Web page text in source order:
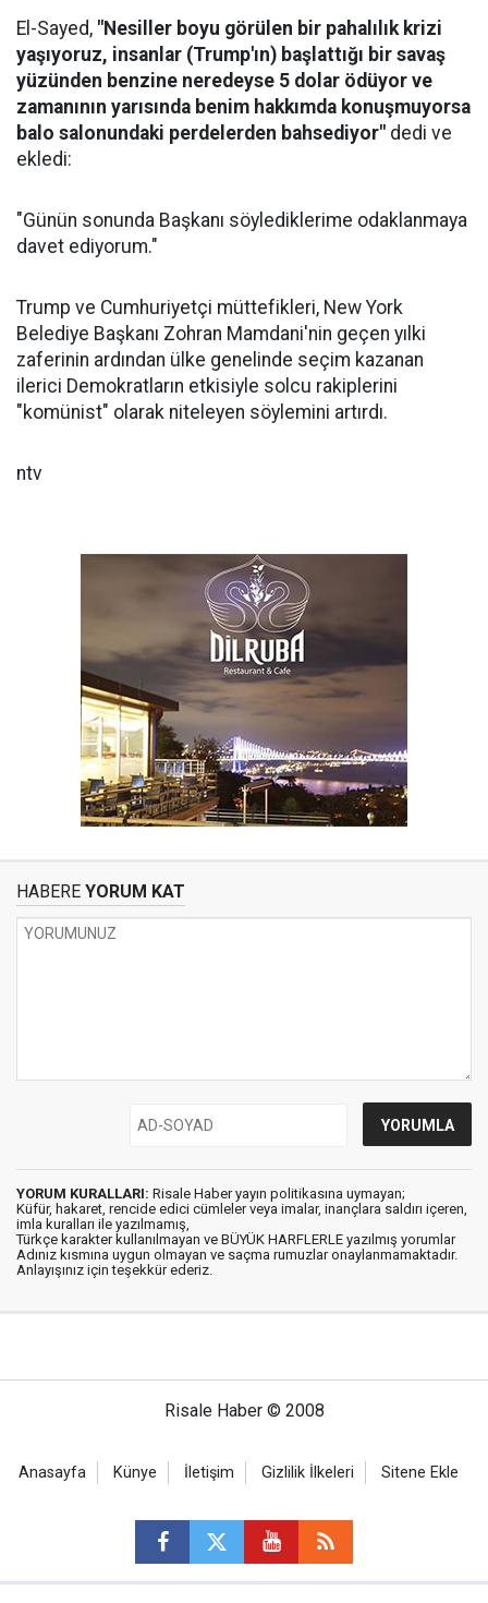
El-Sayed, "Nesiller boyu görülen bir pahalılık krizi
yaşıyoruz, insanlar (Trump'ın) başlattığı bir savaş
yüzünden benzine neredeyse 5 dolar ödüyor ve
zamanının yarısında benim hakkımda konuşmuyorsa
balo salonundaki perdelerden bahsediyor" dedi ve
ekledi:
"Günün sonunda Başkanı söylediklerime odaklanmaya
davet ediyorum."
Trump ve Cumhuriyetçi müttefikleri, New York
Belediye Başkanı Zohran Mamdani'nin geçen yılki
zaferinin ardından ülke genelinde seçim kazanan
ilerici Demokratların etkisiyle solcu rakiplerini
"komünist" olarak niteleyen söylemini artırdı.
ntv
HABERE YORUM KAT
YORUM KURALLARI: Risale Haber yayın politikasına uymayan;
Küfür, hakaret, rencide edici cümleler veya imalar, inançlara saldırı içeren,
imla kuralları ile yazılmamış,
Türkçe karakter kullanılmayan ve BÜYÜK HARFLERLE yazılmış yorumlar
Adınız kısmına uygun olmayan ve saçma rumuzlar onaylanmamaktadır.
Anlayışınız için teşekkür ederiz.
Risale Haber © 2008
Anasayfa Künye İletişim Gizlilik İlkeleri Sitene Ekle